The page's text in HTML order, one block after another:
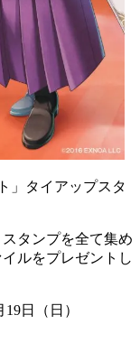
」タイアップスタ
タンプを全て集め
ルをプレゼントし
日（日）